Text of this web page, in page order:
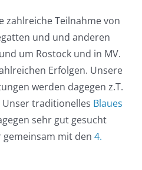
zahlreiche Teilnahme von
und und anderen
um Rostock und in MV.
Erfolgen. Unsere
werden dagegen z.T.
traditionelles Blaues
sehr gut gesucht
gemeinsam mit den 4.